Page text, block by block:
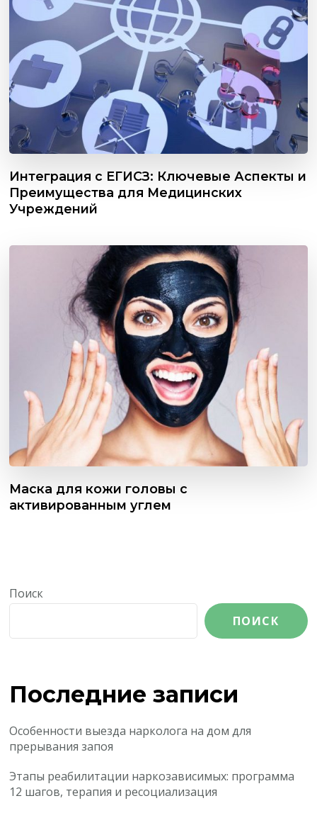
Интеграция с ЕГИСЗ: Ключевые Аспекты и
Преимущества для Медицинских
Учреждений
Маска для кожи головы с
активированным углем
Поиск
ПОИСК
Последние записи
Особенности выезда нарколога на дом для
прерывания запоя
Этапы реабилитации наркозависимых: программа
12 шагов, терапия и ресоциализация